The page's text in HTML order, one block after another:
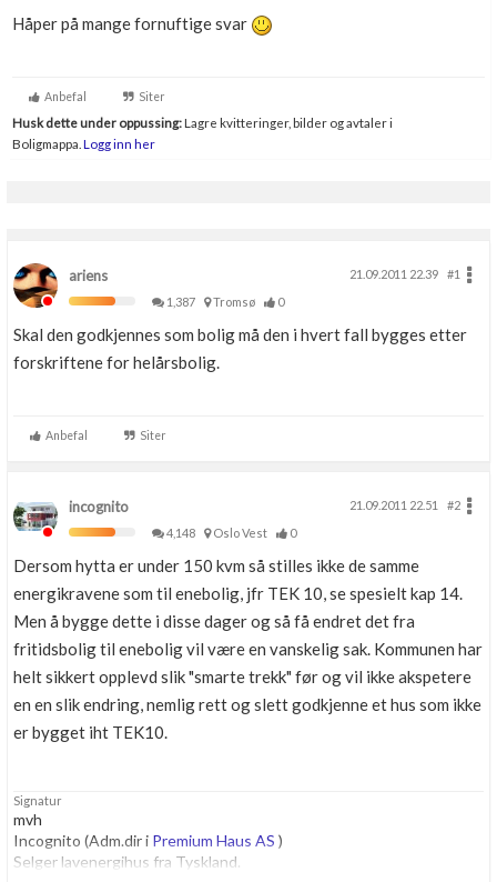
Håper på mange fornuftige svar
Anbefal Siter
Husk dette under oppussing:Lagre kvitteringer, bilder og avtaler i
Boligmappa. Logg inn her
ariens 21.09.2011 22.39
#1
1,387
Tromsø 0
Skal den godkjennes som bolig må den i hvert fall bygges etter
forskriftene for helårsbolig.
Anbefal Siter
incognito 21.09.2011 22.51
#2
4,148
Oslo Vest 0
Dersom hytta er under 150 kvm så stilles ikke de samme
energikravene som til enebolig, jfr TEK 10, se spesielt kap 14.
Men å bygge dette i disse dager og så få endret det fra
fritidsbolig til enebolig vil være en vanskelig sak. Kommunen har
helt sikkert opplevd slik "smarte trekk" før og vil ikke akspetere
en en slik endring, nemlig rett og slett godkjenne et hus som ikke
er bygget iht TEK10.
Signatur
mvh
Incognito (Adm.dir i Premium Haus AS )
Selger lavenergihus fra Tyskland.